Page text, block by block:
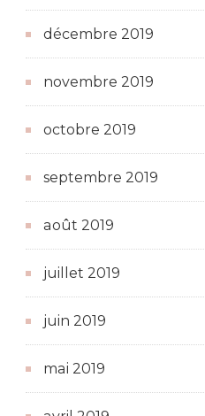
décembre 2019
novembre 2019
octobre 2019
septembre 2019
août 2019
juillet 2019
juin 2019
mai 2019